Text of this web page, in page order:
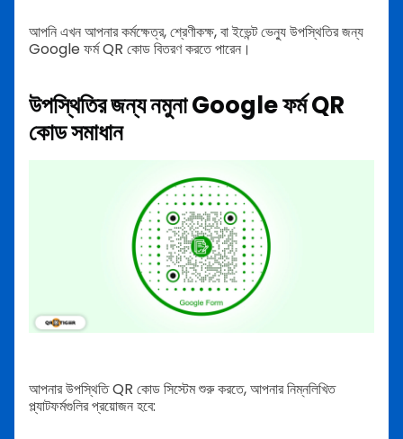
আপনি এখন আপনার কর্মক্ষেত্র, শ্রেণীকক্ষ, বা ইভেন্ট ভেন্যু উপস্থিতির জন্য
Google ফর্ম QR কোড বিতরণ করতে পারেন।
উপস্থিতির জন্য নমুনা Google ফর্ম QR
কোড সমাধান
আপনার উপস্থিতি QR কোড সিস্টেম শুরু করতে, আপনার নিম্নলিখিত
প্ল্যাটফর্মগুলির প্রয়োজন হবে: